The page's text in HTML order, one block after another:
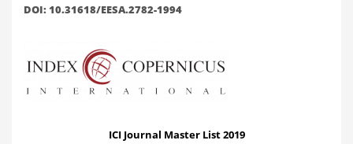
DOI: 10.31618/EESA.2782-1994
ICI Journal Master List 2019